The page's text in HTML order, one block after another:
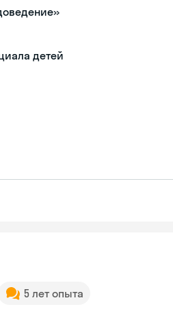
детей
5 лет опыта